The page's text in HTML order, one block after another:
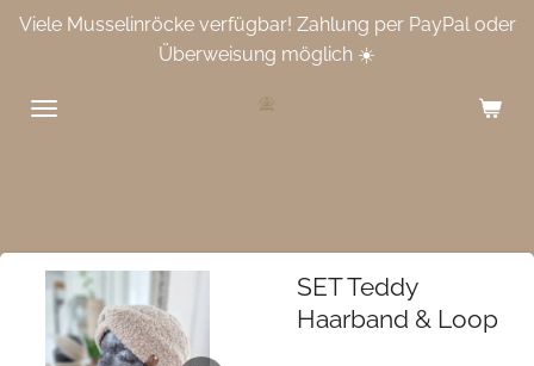
Zum
Viele Musselinröcke verfügbar! Zahlung per PayPal oder
Überweisung möglich ☀️
SET Teddy
Haarband & Loop